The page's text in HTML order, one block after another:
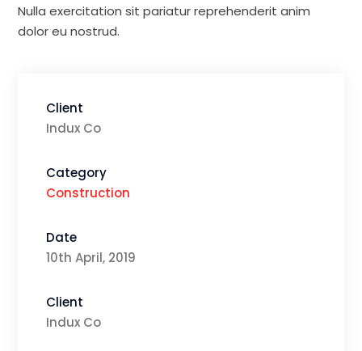
Nulla exercitation sit pariatur reprehenderit anim
dolor eu nostrud.
Client
Indux Co
Category
Construction
Date
10th April, 2019
Client
Indux Co